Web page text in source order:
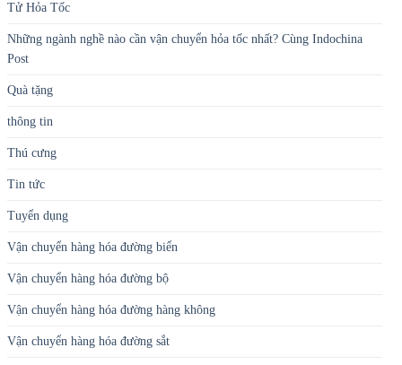
Tử Hỏa Tốc
Những ngành nghề nào cần vận chuyển hỏa tốc nhất? Cùng Indochina
Post
Quà tặng
thông tin
Thú cưng
Tin tức
Tuyển dụng
Vận chuyển hàng hóa đường biển
Vận chuyển hàng hóa đường bộ
Vận chuyển hàng hóa đường hàng không
Vận chuyển hàng hóa đường sắt